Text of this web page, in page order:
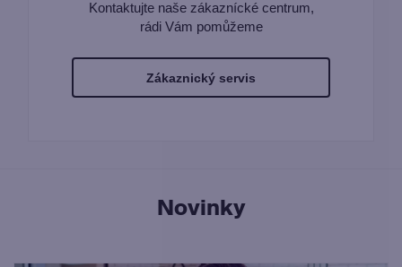
Kontaktujte naše zákaznícké centrum,
rádi Vám pomůžeme
Zákaznický servis
Novinky